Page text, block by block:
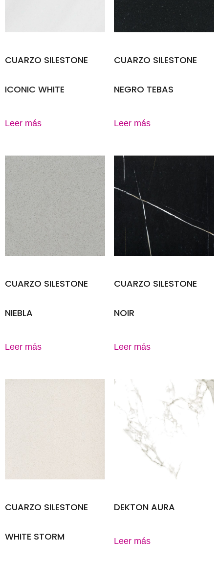
CUARZO SILESTONE
ICONIC WHITE
Leer más
CUARZO SILESTONE
NEGRO TEBAS
Leer más
CUARZO SILESTONE
NIEBLA
Leer más
CUARZO SILESTONE
NOIR
Leer más
CUARZO SILESTONE
WHITE STORM
DEKTON AURA
Leer más